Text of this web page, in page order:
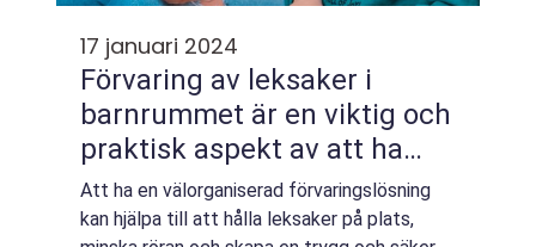
17 januari 2024
Förvaring av leksaker i
barnrummet är en viktig och
praktisk aspekt av att ha
barn i hemmet
Att ha en välorganiserad förvaringslösning
kan hjälpa till att hålla leksaker på plats,